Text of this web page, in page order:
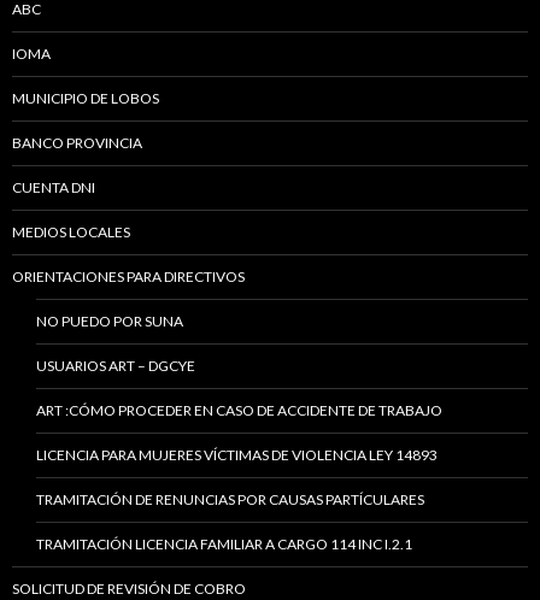
ABC
IOMA
MUNICIPIO DE LOBOS
BANCO PROVINCIA
CUENTA DNI
MEDIOS LOCALES
ORIENTACIONES PARA DIRECTIVOS
NO PUEDO POR SUNA
USUARIOS ART – DGCYE
ART :CÓMO PROCEDER EN CASO DE ACCIDENTE DE TRABAJO
LICENCIA PARA MUJERES VÍCTIMAS DE VIOLENCIA LEY 14893
TRAMITACIÓN DE RENUNCIAS POR CAUSAS PARTÍCULARES
TRAMITACIÓN LICENCIA FAMILIAR A CARGO 114 INC I.2.1
SOLICITUD DE REVISIÓN DE COBRO